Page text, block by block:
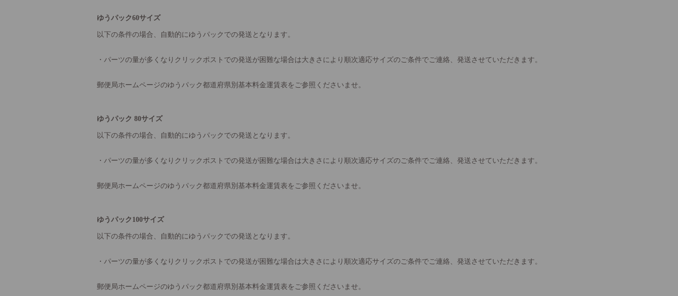
ゆうパック60サイズ
以下の条件の場合、自動的にゆうパックでの発送となります。
・パーツの量が多くなりクリックポストでの発送が困難な場合は大きさにより順次適応サイズのご条件でご連絡、発送させていただきます。
郵便局ホームページのゆうパック都道府県別基本料金運賃表をご参照くださいませ。
ゆうパック 80サイズ
以下の条件の場合、自動的にゆうパックでの発送となります。
・パーツの量が多くなりクリックポストでの発送が困難な場合は大きさにより順次適応サイズのご条件でご連絡、発送させていただきます。
郵便局ホームページのゆうパック都道府県別基本料金運賃表をご参照くださいませ。
ゆうパック100サイズ
以下の条件の場合、自動的にゆうパックでの発送となります。
・パーツの量が多くなりクリックポストでの発送が困難な場合は大きさにより順次適応サイズのご条件でご連絡、発送させていただきます。
郵便局ホームページのゆうパック都道府県別基本料金運賃表をご参照くださいませ。